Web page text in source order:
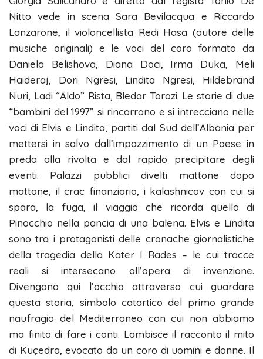
Nitto vede in scena Sara Bevilacqua e Riccardo
Lanzarone, il violoncellista Redi Hasa (autore delle
musiche originali) e le voci del coro formato da
Daniela Belishova, Diana Doci, Irma Duka, Meli
Haideraj, Dori Ngresi, Lindita Ngresi, Hildebrand
Nuri, Ladi “Aldo” Rista, Bledar Torozi. Le storie di due
“bambini del 1997” si rincorrono e si intrecciano nelle
voci di Elvis e Lindita, partiti dal Sud dell’Albania per
mettersi in salvo dall’impazzimento di un Paese in
preda alla rivolta e dal rapido precipitare degli
eventi. Palazzi pubblici divelti mattone dopo
mattone, il crac finanziario, i kalashnicov con cui si
spara, la fuga, il viaggio che ricorda quello di
Pinocchio nella pancia di una balena. Elvis e Lindita
sono tra i protagonisti delle cronache giornalistiche
della tragedia della Kater I Rades – le cui tracce
reali si intersecano all’opera di invenzione.
Divengono qui l’occhio attraverso cui guardare
questa storia, simbolo catartico del primo grande
naufragio del Mediterraneo con cui non abbiamo
ma finito di fare i conti. Lambisce il racconto il mito
di Kuçedra, evocato da un coro di uomini e donne. Il